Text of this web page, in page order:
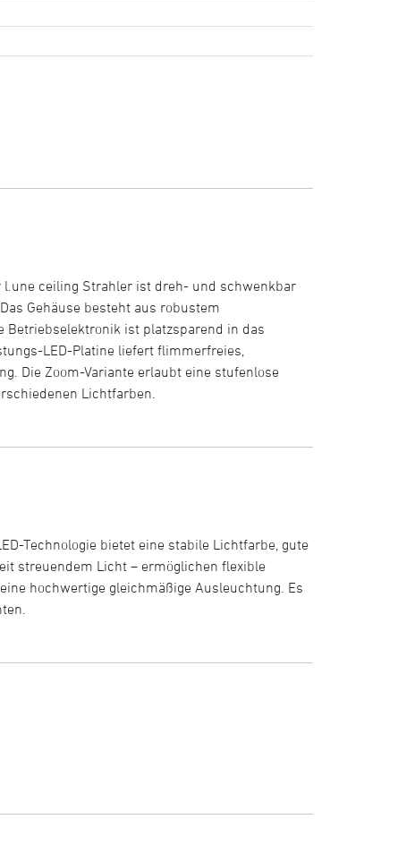
l.une ceiling Strahler ist dreh- und schwenkbar
Gehäuse besteht aus robustem
ist platzsparend in das
LED-Platine liefert flimmerfreies,
Die Zoom-Variante erlaubt eine stufenlose
Lichtfarben.
Technologie bietet eine stabile Lichtfarbe, gute
streuendem Licht – ermöglichen flexible
hochwertige gleichmäßige Ausleuchtung. Es